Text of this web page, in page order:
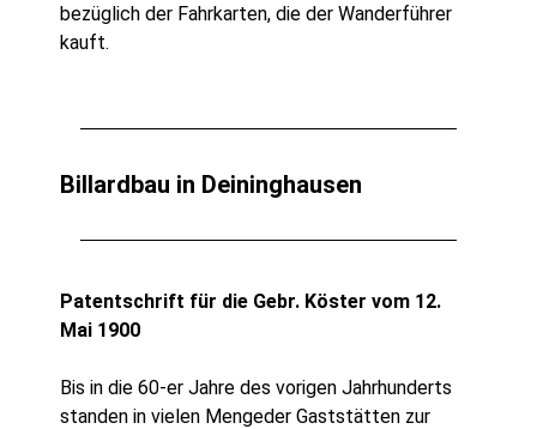
bezüglich der Fahrkarten, die der Wanderführer
kauft.
Billardbau in Deininghausen
Patentschrift für die Gebr. Köster vom 12.
Mai 1900
Bis in die 60-er Jahre des vorigen Jahrhunderts
standen in vielen Mengeder Gaststätten zur